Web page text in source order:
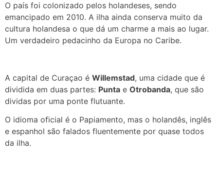
O país foi colonizado pelos holandeses, sendo
emancipado em 2010. A ilha ainda conserva muito da
cultura holandesa o que dá um charme a mais ao lugar.
Um verdadeiro pedacinho da Europa no Caribe.
A capital de Curaçao é Willemstad, uma cidade que é
dividida em duas partes: Punta e Otrobanda, que são
dividas por uma ponte flutuante.
O idioma oficial é o Papiamento, mas o holandês, inglês
e espanhol são falados fluentemente por quase todos
da ilha.